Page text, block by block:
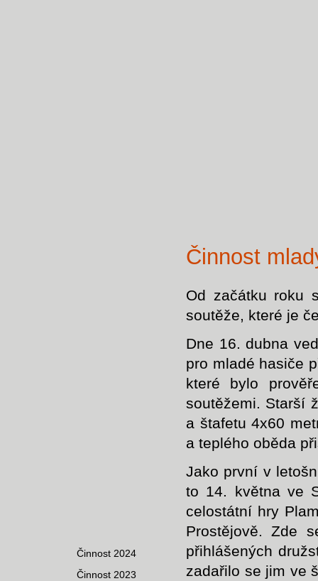
Činnost
Od začátku roku
soutěže, které je
Dne 16. dubna
pro mladé hasiče
které bylo
soutěžemi. Starší
a štafetu 4x60
a teplého oběda
Jako první v
to 14. května ve
celostátní hry
Prostějově. Zde
přihlášených
zadařilo se jim ve
Činnost 2024
Činnost 2023